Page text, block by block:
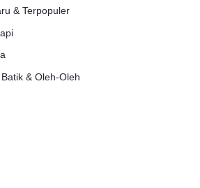
& Terpopuler
& Oleh-Oleh